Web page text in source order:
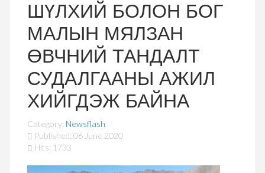
ШҮЛХИЙ БОЛОН БОГ
МАЛЫН МЯЛЗАН
ӨВЧНИЙ ТАНДАЛТ
СУДАЛГААНЫ АЖИЛ
ХИЙГДЭЖ БАЙНА
Category: Newsflash
Published: 06 June 2020
Hits: 1733